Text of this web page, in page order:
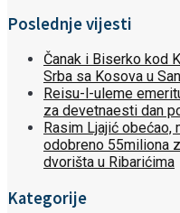
Poslednje vijesti
Čanak i Biserko kod
Srba sa Kosova u
Reisu-l-uleme
za devetnaesti dan
Rasim Ljajić
odobreno 55miliona
dvorišta u Ribarićima
Kategorije